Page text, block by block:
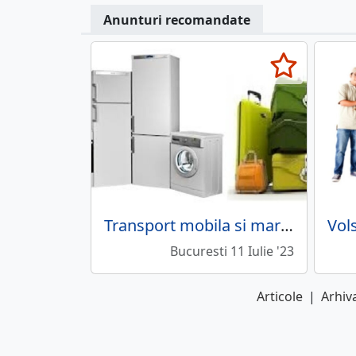
Anunturi recomandate
Transport mobila si marfa din Bucuresti oriunde in tara
Bucuresti 11 Iulie '23
Articole |